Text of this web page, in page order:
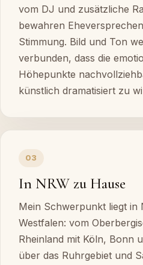
vom DJ und zusätzliche
bewahren
Stimmung. Bild und Ton
verbunden, dass die
Höhepunkte
künstlich dramatisiert zu
03
In NRW zu Hause
Mein Schwerpunkt liegt in
Westfalen: vom
Rheinland mit Köln, Bonn
über das Ruhrgebiet und